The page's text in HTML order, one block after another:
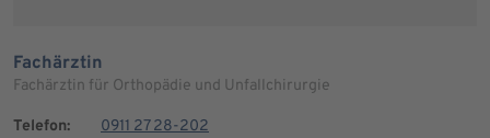
Fachärztin
Fachärztin für Orthopädie und Unfallchirurgie
Telefon:
0911 27 28-202